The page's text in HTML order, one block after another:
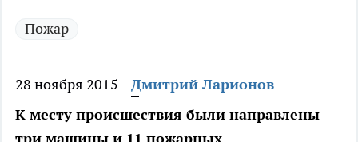
Пожар
28 ноября 2015
Дмитрий Ларионов
К месту происшествия были направлены